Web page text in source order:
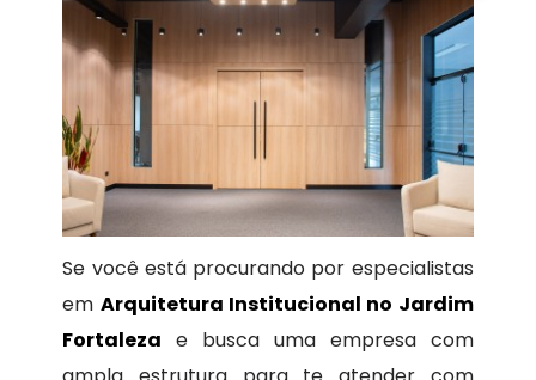
Se você está procurando por especialistas
em Arquitetura Institucional no Jardim
Fortaleza e busca uma empresa com